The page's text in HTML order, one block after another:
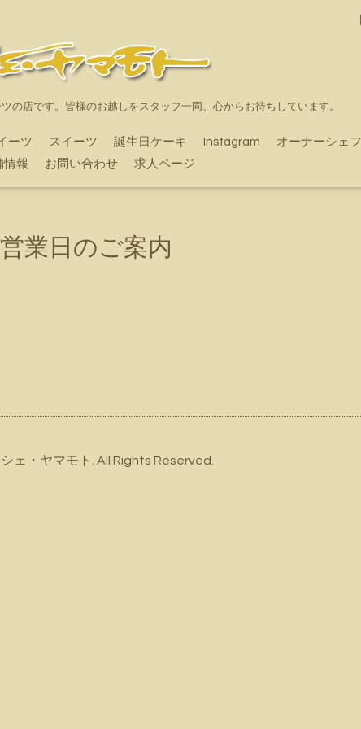
の店です。皆様のお越しをスタッフ一同、心からお待ちしています。
ーツ スイーツ 誕生日ケーキ Instagram オーナーシェフ
情報
お問い合わせ 求人ページ
営業日のご案内
シェ・ヤマモト . All Rights Reserved.